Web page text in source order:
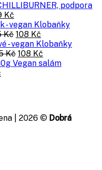
podpora
Kč.
Kč
cena
je:
339 Kč.
Klobaňky
Kč Původní
cena
byla:
145 Kč.
108 Kč
cena
je:
108 Kč.
Klobaňky
Kč Původní
cena
108 Kč
cena
Vegan salám
| 2026 © Dobrá